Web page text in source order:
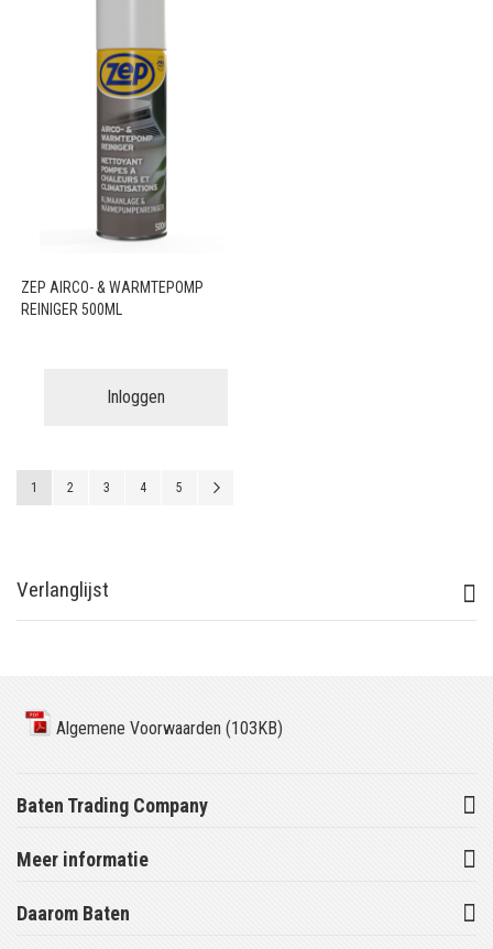
ZEP AIRCO- & WARMTEPOMP
REINIGER 500ML
Inloggen
Pagina
U lees momenteel pagina
1 Pagina
2 Pagina
3 Pagina
4 Pagina
5
Verlanglijst
Algemene Voorwaarden (103KB)
Baten Trading Company
Meer informatie
Daarom Baten